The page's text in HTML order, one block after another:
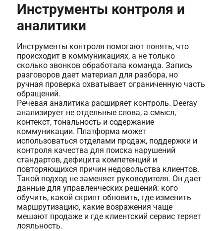
Инструменты контроля и
аналитики
Инструменты контроля помогают понять, что
происходит в коммуникациях, а не только
сколько звонков обработала команда. Запись
разговоров дает материал для разбора, но
ручная проверка охватывает ограниченную часть
обращений.
Речевая аналитика расширяет контроль. Deeray
анализирует не отдельные слова, а смысл,
контекст, тональность и содержание
коммуникации. Платформа может
использоваться отделами продаж, поддержки и
контроля качества для поиска нарушений
стандартов, дефицита компетенций и
повторяющихся причин недовольства клиентов.
Такой подход не заменяет руководителя. Он дает
данные для управленческих решений: кого
обучить, какой скрипт обновить, где изменить
маршрутизацию, какие возражения чаще
мешают продаже и где клиентский сервис теряет
лояльность.